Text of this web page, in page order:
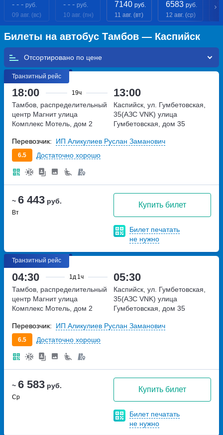
- - - руб.
09 авг. (вс)
- - - руб.
10 авг. (пн)
7140 руб.
11 авг. (вт)
6583 руб.
12 авг. (ср)
Билеты на автобус Тамбов — Каспийск
Отсортировано по
Транзитный рейс
18:00 19ч 13:00
~ 6 443 руб.
Вт
Купить билет
Билет печатать
не нужно
Тамбов, распределительный
центр Магнит улица
Комплекс Мотель, дом 2
Каспийск, ул. Гумбетовская,
35(АЗС VNK) улица
Гумбетовская, дом 35
6.5 Достаточно хорошо
Перевозчик: ИП Аликулиев Руслан Заманович
Транзитный рейс
04:30 1д 1ч 05:30
~ 6 583 руб.
Ср
Купить билет
Билет печатать
не нужно
Тамбов, распределительный
центр Магнит улица
Комплекс Мотель, дом 2
Каспийск, ул. Гумбетовская,
35(АЗС VNK) улица
Гумбетовская, дом 35
6.5 Достаточно хорошо
Перевозчик: ИП Аликулиев Руслан Заманович